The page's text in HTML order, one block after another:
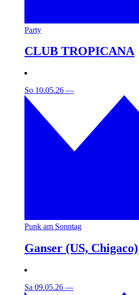
Party
CLUB TROPICANA
So 10.05.26 —
Punk am Sonntag
Ganser (US, Chigaco)
Sa 09.05.26 —